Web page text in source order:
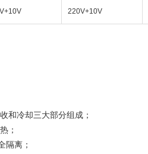
220V+10V
和冷却三大部分组成；
；
隔离；